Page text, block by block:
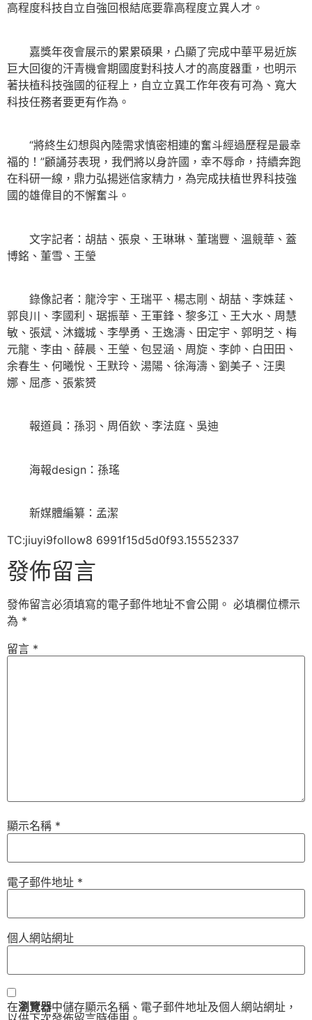
高程度科技自立自強回根結底要靠高程度立異人才。
嘉獎年夜會展示的累累碩果，凸顯了完成中華平易近族
巨大回復的汗青機會期國度對科技人才的高度器重，也明示
著扶植科技強國的征程上，自立立異工作年夜有可為、寬大
科技任務者要更有作為。
“將終生幻想與內陸需求慎密相連的奮斗經過歷程是最幸
福的！”顧誦芬表現，我們將以身許國，幸不辱命，持續奔跑
在科研一線，鼎力弘揚迷信家精力，為完成扶植世界科技強
國的雄偉目的不懈奮斗。
文字記者：胡喆、張泉、王琳琳、董瑞豐、溫競華、蓋
博銘、董雪、王瑩
錄像記者：龍泠宇、王瑞平、楊志剛、胡喆、李姝莛、
郭良川、李國利、琚振華、王軍鋒、黎多江、王大水、周慧
敏、張斌、沐鐵城、李學勇、王逸濤、田定宇、郭明芝、梅
元龍、李由、薛晨、王瑩、包昱涵、周旋、李帥、白田田、
余春生、何曦悅、王默玲、湯陽、徐海濤、劉美子、汪奧
娜、屈彥、張紫赟
報道員：孫羽、周佰欽、李法庭、吳迪
海報design：孫瑤
新媒體編纂：孟潔
TC:jiuyi9follow8 6991f15d5d0f93.15552337
發佈留言
發佈留言必須填寫的電子郵件地址不會公開。 必填欄位標示
為 *
留言 *
顯示名稱 *
電子郵件地址 *
個人網站網址
在瀏覽器中儲存顯示名稱、電子郵件地址及個人網站網址，